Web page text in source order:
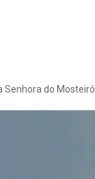
Senhora do Mosteiró